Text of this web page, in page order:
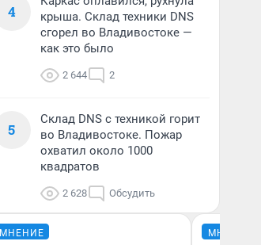
4
крыша. Склад техники DNS
сгорел во Владивостоке —
как это было
2 644 2
5
Склад DNS с техникой горит
во Владивостоке. Пожар
охватил около 1000
квадратов
2 628 Обсудить
МНЕНИЕ МНЕНИЕ